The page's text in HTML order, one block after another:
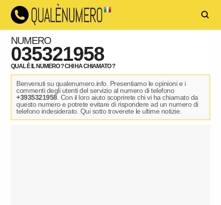
NUMERO
035321958
QUAL È IL NUMERO ? CHI HA CHIAMATO ?
Benvenuti su qualenumero.info. Presentiamo le opinioni e i
commenti degli utenti del servizio al numero di telefono
+3935321958. Con il loro aiuto scoprirete chi vi ha chiamato da
questo numero e potrete evitare di rispondere ad un numero di
telefono indesiderato. Qui sotto troverete le ultime notizie.